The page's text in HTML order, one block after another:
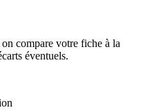
compare votre fiche à la
éventuels.